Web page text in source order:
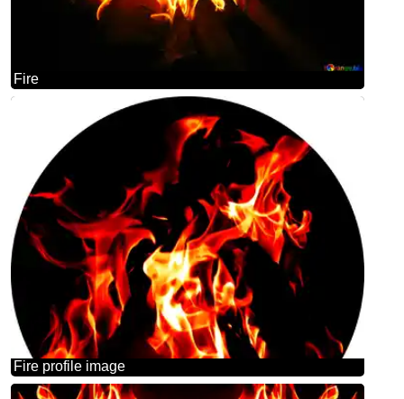
Fire
Fire profile image